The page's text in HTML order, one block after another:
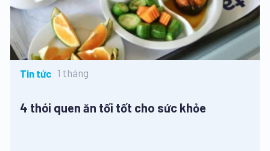
Tin tức 1 tháng
4 thói quen ăn tối tốt cho sức khỏe